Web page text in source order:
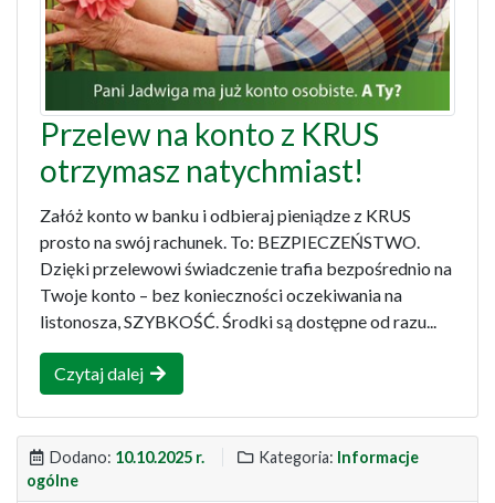
Przelew na konto z KRUS
otrzymasz natychmiast!
Załóż konto w banku i odbieraj pieniądze z KRUS
prosto na swój rachunek. To: BEZPIECZEŃSTWO.
Dzięki przelewowi świadczenie trafia bezpośrednio na
Twoje konto – bez konieczności oczekiwania na
listonosza, SZYBKOŚĆ. Środki są dostępne od razu...
Czytaj dalej
Dodano: 10.10.2025 r. Kategoria: Informacje
ogólne